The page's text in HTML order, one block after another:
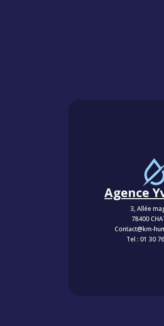
Agence
3, Allée
78400
Contact@km-
Tel :01 30